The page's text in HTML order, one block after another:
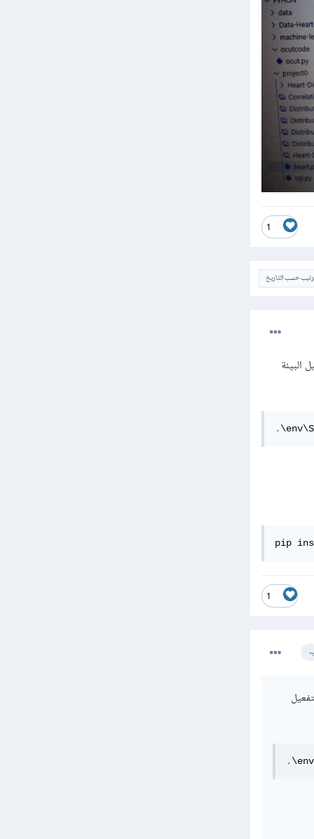
1
حسب التاريخ
البيئة
.
pip
1
.